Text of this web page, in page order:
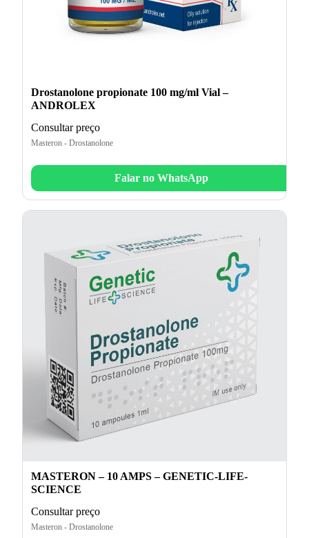
Drostanolone propionate 100 mg/ml Vial –
ANDROLEX
Consultar preço
Masteron - Drostanolone
Falar no WhatsApp
MASTERON – 10 AMPS – GENETIC-LIFE-
SCIENCE
Consultar preço
Masteron - Drostanolone